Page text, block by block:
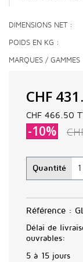
DIMENSIONS NET
POIDS EN KG
MARQUES / GAMMES
Quantité
CHF
CHF 466.50
-10%
Référence :
Délai de
ouvrables:
5 à 15 jours